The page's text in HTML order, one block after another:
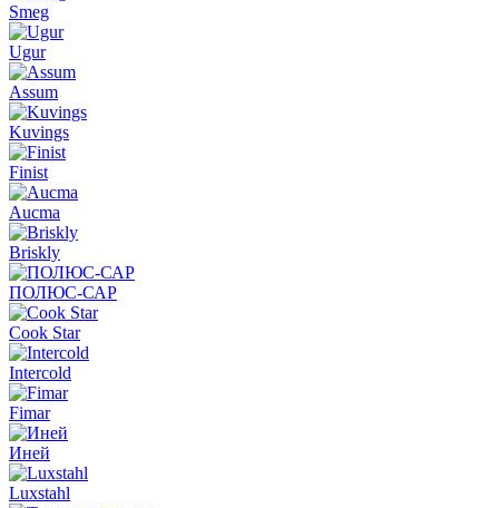
Smeg
Ugur
Assum
Kuvings
Finist
Aucma
Briskly
ПОЛЮС-САР
Cook Star
Intercold
Fimar
Иней
Luxstahl